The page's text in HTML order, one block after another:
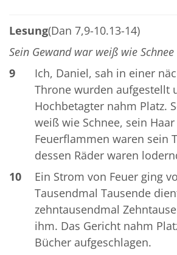
Lesung(Dan 7,9-10.13-14)
Sein Gewand war weiß wie Schnee
9
Ich, Daniel, sah in einer
Throne wurden aufgestellt
Hochbetagter nahm Platz.
weiß wie Schnee, sein
Feuerflammen waren sein
dessen Räder waren
10
Ein Strom von Feuer ging
Tausendmal Tausende
zehntausendmal
ihm. Das Gericht nahm
Bücher aufgeschlagen.